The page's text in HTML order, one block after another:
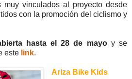
muy vinculados al proyecto desde
con la promoción del ciclismo y
hasta el 28 de mayoy se
este link.
Ariza Bike Kids